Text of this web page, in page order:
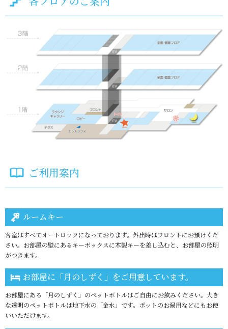
ご利用案内
ルームキー
客室はすべてオートロックになっております。外出時はフロントにお預けくだ
さい。お部屋の壁にあるキーボックスに木製キーを差し込むと、お部屋の照明
がつきます。
お部屋に「月のしずく」をご用意しています。
お部屋にある「月のしずく」のペットボトルはご自由にお飲みください。大き
な透明のペットボトルは地下水の「金水」です。ポットのお湯用などにもお使
いいただけます。